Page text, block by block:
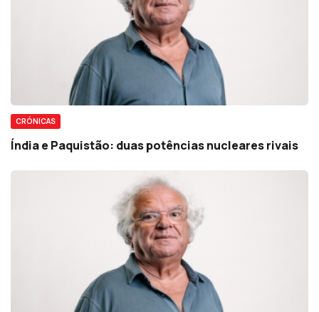
CRÓNICAS
Índia e Paquistão: duas potências nucleares rivais